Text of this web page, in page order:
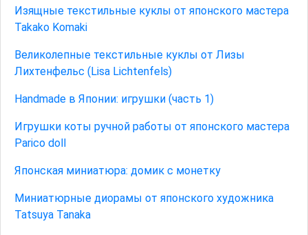
Изящные текстильные куклы от японского мастера
Takako Komaki
Великолепные текстильные куклы от Лизы
Лихтенфельс (Lisa Lichtenfels)
Handmade в Японии: игрушки (часть 1)
Игрушки коты ручной работы от японского мастера
Parico doll
Японская миниатюра: домик с монетку
Миниатюрные диорамы от японского художника
Tatsuya Tanaka